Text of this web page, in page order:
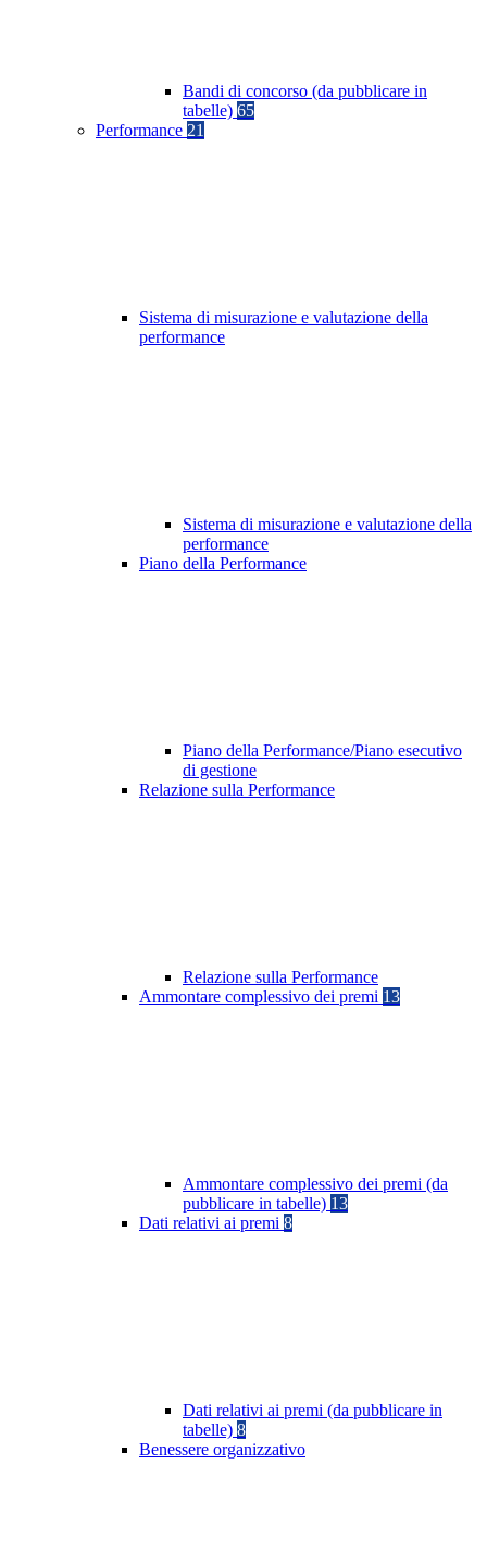
Bandi di concorso (da pubblicare in
tabelle) 65
Performance 21
Sistema di misurazione e valutazione della
performance
Sistema di misurazione e valutazione della
performance
Piano della Performance
Piano della Performance/Piano esecutivo
di gestione
Relazione sulla Performance
Relazione sulla Performance
Ammontare complessivo dei premi 13
Ammontare complessivo dei premi (da
pubblicare in tabelle) 13
Dati relativi ai premi 8
Dati relativi ai premi (da pubblicare in
tabelle) 8
Benessere organizzativo